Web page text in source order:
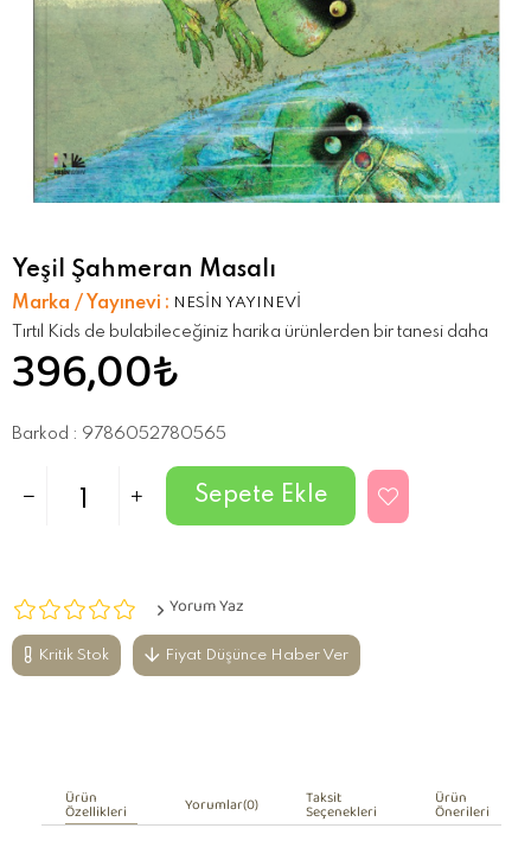
Yeşil Şahmeran Masalı
Marka / Yayınevi : NESİN YAYINEVİ
Tırtıl Kids de bulabileceğiniz harika ürünlerden bir tanesi daha
396,00₺
Barkod : 9786052780565
Yorum Yaz
Kritik Stok Fiyat Düşünce Haber Ver
Ürün
Özellikleri Yorumlar(0) Taksit
Seçenekleri Ürün
Önerileri